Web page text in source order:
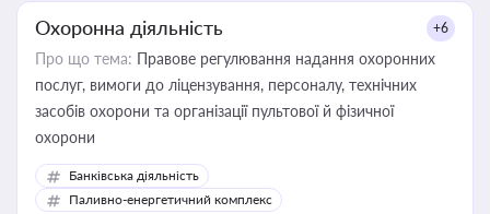
Охоронна діяльність +6
Про що тема: Правове регулювання надання охоронних
послуг, вимоги до ліцензування, персоналу, технічних
засобів охорони та організації пультової й фізичної
охорони
Банківська діяльність
Паливно-енергетичний комплекс